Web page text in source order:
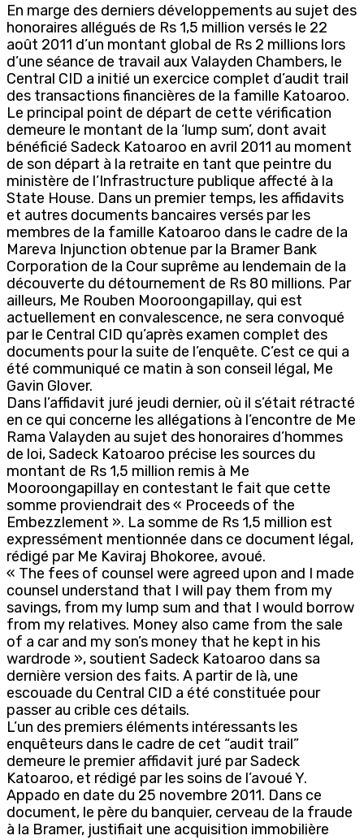
En marge des derniers développements au sujet des
honoraires allégués de Rs 1,5 million versés le 22
août 2011 d’un montant global de Rs 2 millions lors
d’une séance de travail aux Valayden Chambers, le
Central CID a initié un exercice complet d’audit trail
des transactions financières de la famille Katoaroo.
Le principal point de départ de cette vérification
demeure le montant de la ‘lump sum’, dont avait
bénéficié Sadeck Katoaroo en avril 2011 au moment
de son départ à la retraite en tant que peintre du
ministère de l’Infrastructure publique affecté à la
State House. Dans un premier temps, les affidavits
et autres documents bancaires versés par les
membres de la famille Katoaroo dans le cadre de la
Mareva Injunction obtenue par la Bramer Bank
Corporation de la Cour suprême au lendemain de la
découverte du détournement de Rs 80 millions. Par
ailleurs, Me Rouben Mooroongapillay, qui est
actuellement en convalescence, ne sera convoqué
par le Central CID qu’après examen complet des
documents pour la suite de l’enquête. C’est ce qui a
été communiqué ce matin à son conseil légal, Me
Gavin Glover.
Dans l’affidavit juré jeudi dernier, où il s’était rétracté
en ce qui concerne les allégations à l’encontre de Me
Rama Valayden au sujet des honoraires d’hommes
de loi, Sadeck Katoaroo précise les sources du
montant de Rs 1,5 million remis à Me
Mooroongapillay en contestant le fait que cette
somme proviendrait des « Proceeds of the
Embezzlement ». La somme de Rs 1,5 million est
expressément mentionnée dans ce document légal,
rédigé par Me Kaviraj Bhokoree, avoué.
« The fees of counsel were agreed upon and I made
counsel understand that I will pay them from my
savings, from my lump sum and that I would borrow
from my relatives. Money also came from the sale
of a car and my son’s money that he kept in his
wardrode », soutient Sadeck Katoaroo dans sa
dernière version des faits. A partir de là, une
escouade du Central CID a été constituée pour
passer au crible ces détails.
L’un des premiers éléments intéressants les
enquêteurs dans le cadre de cet “audit trail”
demeure le premier affidavit juré par Sadeck
Katoaroo, et rédigé par les soins de l’avoué Y.
Appado en date du 25 novembre 2011. Dans ce
document, le père du banquier, cerveau de la fraude
à la Bramer, justifiait une acquisition immobilière